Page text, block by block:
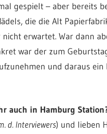
gespielt – aber bereits
die die Alt
erwartet. War dann
war der zum
und daraus ein
auch in Hamburg
d. Interviewers) und lieben